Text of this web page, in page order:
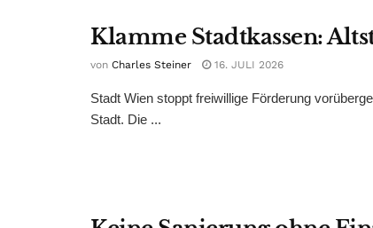
Klamme Stadtkassen:
von Charles Steiner 16. JULI 2026
Stadt Wien stoppt freiwillige Förderung
Stadt. Die ...